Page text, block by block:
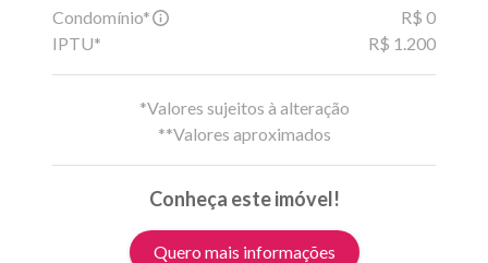
Condomínio*
R$ 0
IPTU*
R$ 1.200
*Valores sujeitos à alteração
**Valores aproximados
Conheça este imóvel!
Quero mais informações